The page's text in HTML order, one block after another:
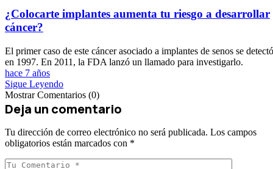
¿Colocarte implantes aumenta tu riesgo a desarrollar
cáncer?
El primer caso de este cáncer asociado a implantes de senos se detectó
en 1997. En 2011, la FDA lanzó un llamado para investigarlo.
hace 7 años
Sigue Leyendo
Mostrar Comentarios (0)
Deja un comentario
Tu dirección de correo electrónico no será publicada. Los campos
obligatorios están marcados con *